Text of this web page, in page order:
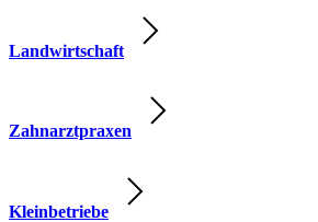
Landwirtschaft
Zahnarztpraxen
Kleinbetriebe